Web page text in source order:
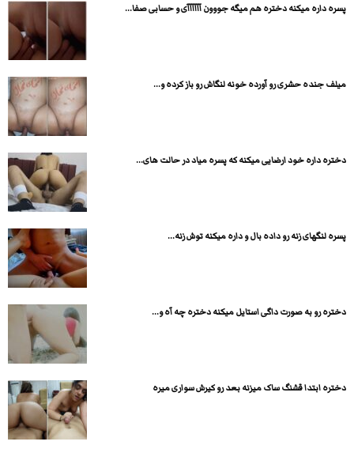
پسره داره میکنه دختره هم میگه جووون آآآآآآی و حسابی صفا...
میلف جنده حشری رو آورده خونه لنگاش رو باز کرده و...
دختره داره خود ارضایی میکنه که پسره میاد در حالت های...
پسره لنگهای زنه رو داده بال و داره میکنه توش زنه...
دختره رو به صورت داگی استایل میکنه دختره چه آه و...
دختره ابتدا قشنگ ساک میزنه بعد رو کیرش سواری میره